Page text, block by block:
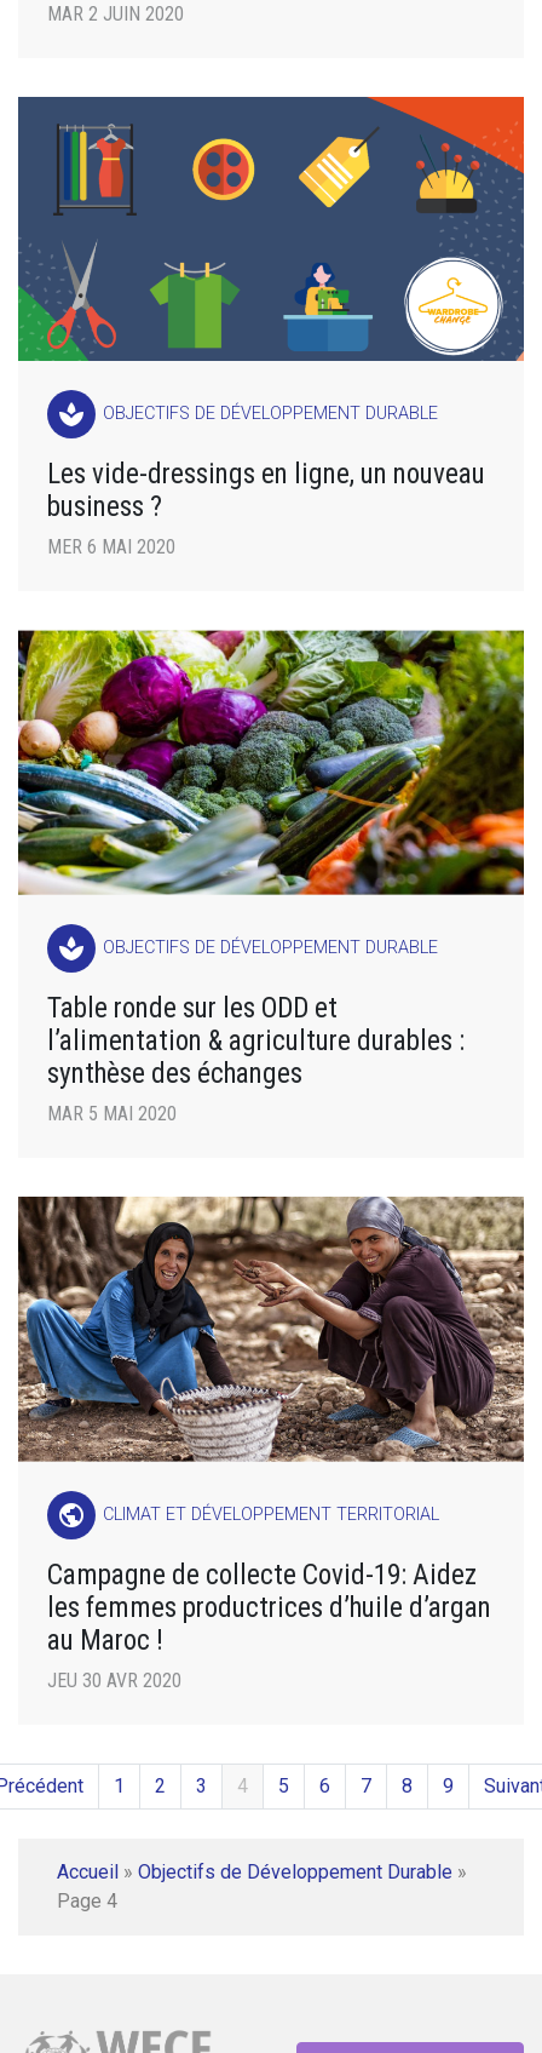
MAR 2 JUIN 2020
spa OBJECTIFS DE DÉVELOPPEMENT DURABLE
Les vide-dressings en ligne, un nouveau
business ?
MER 6 MAI 2020
spa OBJECTIFS DE DÉVELOPPEMENT DURABLE
Table ronde sur les ODD et
l’alimentation & agriculture durables :
synthèse des échanges
MAR 5 MAI 2020
public CLIMAT ET DÉVELOPPEMENT TERRITORIAL
Campagne de collecte Covid-19: Aidez
les femmes productrices d’huile d’argan
au Maroc !
JEU 30 AVR 2020
1 2 3 4 5 6 7 8 9
Accueil » Objectifs de Développement Durable »
Page 4